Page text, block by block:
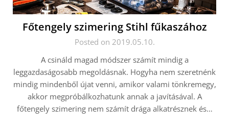
Főtengely szimering Stihl fűkaszához
Posted on 2019.05.10.
A csináld magad módszer számít mindig a
leggazdaságosabb megoldásnak. Hogyha nem szeretnénk
mindig mindenből újat venni, amikor valami tönkremegy,
akkor megpróbálkozhatunk annak a javításával. A
főtengely szimering nem számít drága alkatrésznek és…